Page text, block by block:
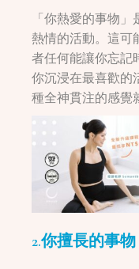
「你熱愛的事物
熱情的活動。這可
者任何能讓你忘記
你沉浸在最喜歡的
種全神貫注的感覺
2.你擅長的事物